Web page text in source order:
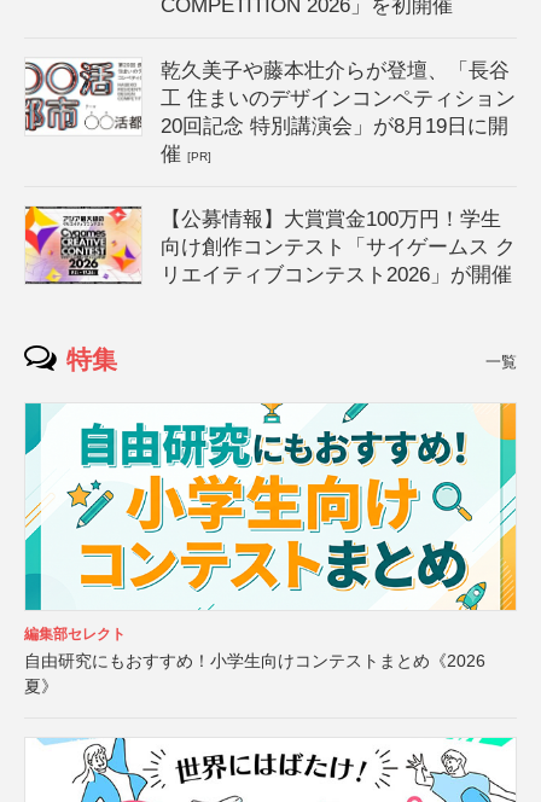
COMPETITION 2026」を初開催
乾久美子や藤本壮介らが登壇、「長谷
工 住まいのデザインコンペティション
20回記念 特別講演会」が8月19日に開
催[PR]
【公募情報】大賞賞金100万円！学生
向け創作コンテスト「サイゲームス ク
リエイティブコンテスト2026」が開催
特集 一覧
編集部セレクト
自由研究にもおすすめ！小学生向けコンテストまとめ《2026
夏》